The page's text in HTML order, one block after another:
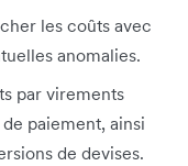
les coûts avec
anomalies.
par virements
paiement, ainsi
de devises.